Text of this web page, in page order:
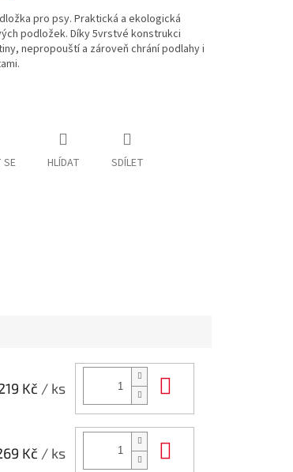
pro psy. Praktická a ekologická
podložek. Díky 5vrstvé konstrukci
nepropouští a zároveň chrání podlahy i
SE HLÍDAT SDÍLET
Kč / ks
Kč / ks